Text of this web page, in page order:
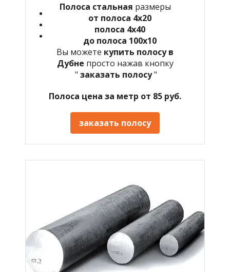
Полоса стальная размеры
от полоса 4х20
полоса 4х40
до полоса 100х10
Вы можете купить полосу в
Дубне просто нажав кнопку
" заказать полосу"
Полоса цена за метр от 85 руб.
заказать полосу